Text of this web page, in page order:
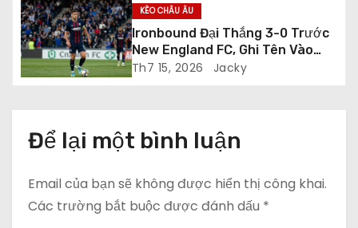
v
i
ế
KÈO CHÂU ÂU
Ironbound Đại Thắng 3-0 Trước
New England FC, Ghi Tên Vào
Vòng Playoff USL League Two
Th7 15, 2026 Jacky
Để lại một bình luận
Email của bạn sẽ không được hiển thị công khai.
Các trường bắt buộc được đánh dấu *